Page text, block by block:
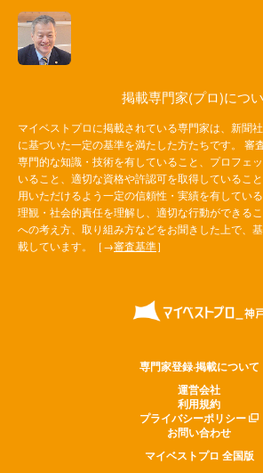
掲載専門家(プロ)につ
マイベストプロに掲載されている専門家は、新聞
に基づいた一定の基準を満たした方たちです。 審
専門的な知識・技術を有していること、プロフェ
いること、適切な資格や許認可を取得しているこ
用いただけるよう一定の信頼性・実績を有してい
理観・社会的責任を理解し、適切な行動ができる
への考え方、取り組み方などをお聞きした上で、
載しています。［→審査基準］
専門家登録·掲載について
運営会社
利用規約
プライバシーポリシー
お問い合わせ
マイベストプロ 全国版